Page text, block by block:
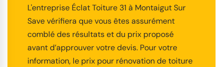
L'entreprise Éclat Toiture 31 à Montaigut Sur
Save vérifiera que vous êtes assurément
comblé des résultats et du prix proposé
avant d’approuver votre devis. Pour votre
information, le prix pour rénovation de toiture